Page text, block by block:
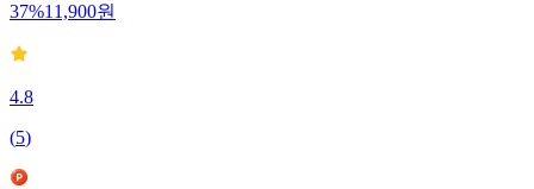
37%11,900원
4.8
(5)